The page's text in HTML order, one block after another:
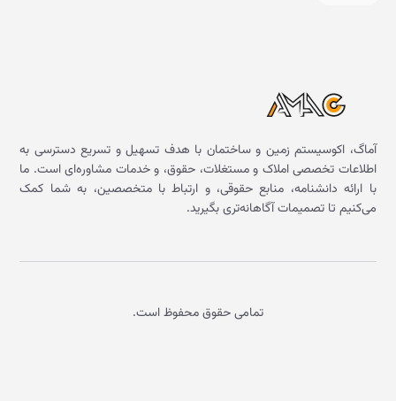
آماگ، اکوسیستم زمین و ساختمان با هدف تسهیل و تسریع دسترسی به
اطلاعات تخصصی املاک و مستغلات، حقوق، و خدمات مشاوره‌ای است. ما
با ارائه دانشنامه، منابع حقوقی، و ارتباط با متخصصین، به شما کمک
می‌کنیم تا تصمیمات آگاهانه‌تری بگیرید.
تمامی حقوق محفوظ است.